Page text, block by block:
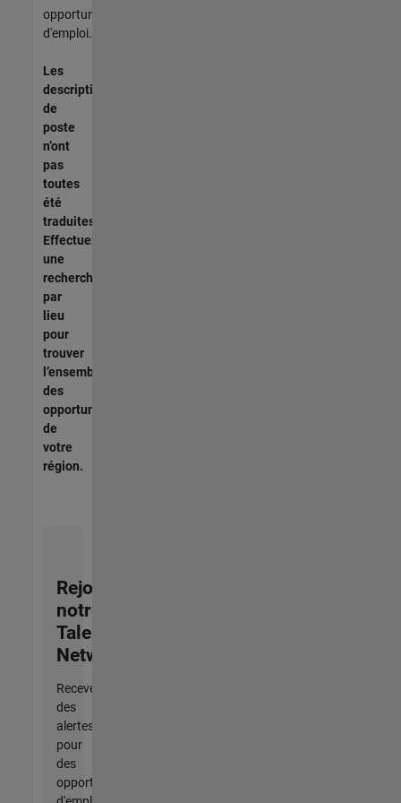
opportunités
d'emploi.
Les
descriptions
de
poste
n’ont
pas
toutes
été
traduites.
Effectuez
une
recherche
par
lieu
pour
trouver
l’ensemble
des
opportunités
de
votre
région.
Rejoignez
notre
Talent
Network
Recevez
des
alertes
pour
des
opportunités